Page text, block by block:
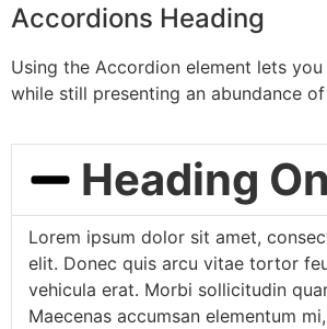
Accordions Heading
Using the Accordion element lets you
while still presenting an abundance
Heading
Lorem ipsum dolor sit amet,
elit. Donec quis arcu vitae tortor
vehicula erat. Morbi sollicitudin
Maecenas accumsan elementum